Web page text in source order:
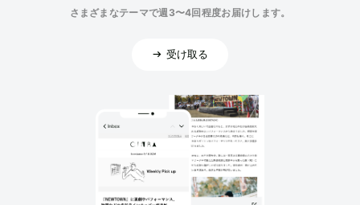
さまざまなテーマで週3〜4回程度お届けします。
受け取る